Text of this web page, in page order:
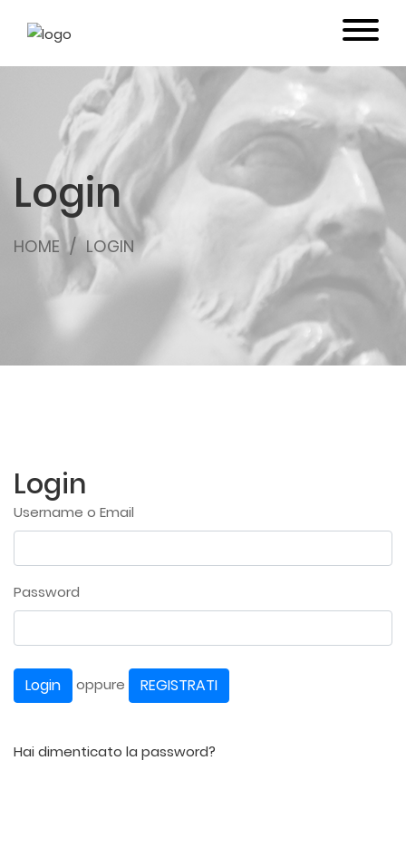
Login
HOME LOGIN
Login
Username o Email
Password
Login oppure REGISTRATI
Hai dimenticato la password?